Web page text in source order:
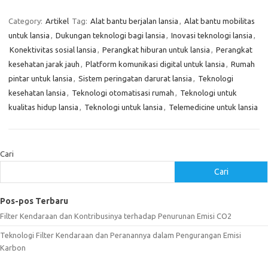
Category: Artikel Tag: Alat bantu berjalan lansia , Alat bantu mobilitas
untuk lansia , Dukungan teknologi bagi lansia , Inovasi teknologi lansia ,
Konektivitas sosial lansia , Perangkat hiburan untuk lansia , Perangkat
kesehatan jarak jauh , Platform komunikasi digital untuk lansia , Rumah
pintar untuk lansia , Sistem peringatan darurat lansia , Teknologi
kesehatan lansia , Teknologi otomatisasi rumah , Teknologi untuk
kualitas hidup lansia , Teknologi untuk lansia , Telemedicine untuk lansia
Cari
Cari
Pos-pos Terbaru
Filter Kendaraan dan Kontribusinya terhadap Penurunan Emisi CO2
Teknologi Filter Kendaraan dan Peranannya dalam Pengurangan Emisi
Karbon